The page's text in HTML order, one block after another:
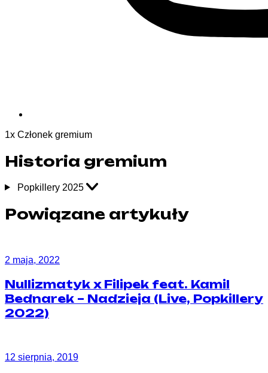
1x Członek gremium
Historia gremium
Popkillery 2025
Powiązane artykuły
2 maja, 2022
Nullizmatyk x Filipek feat. Kamil
Bednarek – Nadzieja (Live, Popkillery
2022)
12 sierpnia, 2019